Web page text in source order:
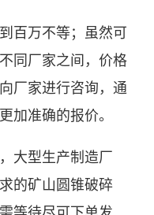
百万不等；虽然可
同厂家之间，价格
厂家进行咨询，通
加准确的报价。
大型生产制造厂
的矿山圆锥破碎